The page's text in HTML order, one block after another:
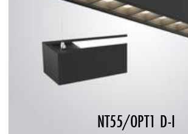
NT55/OPT1 D-I